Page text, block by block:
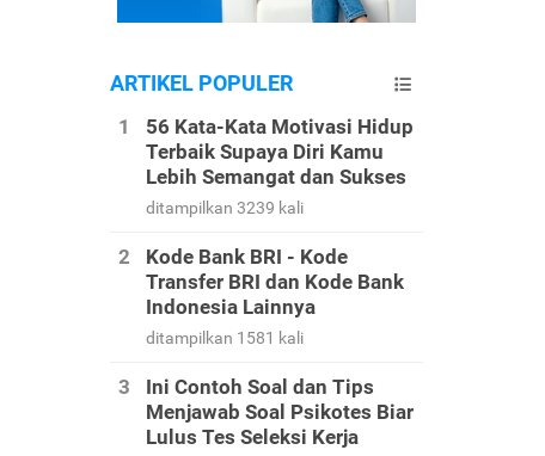
ARTIKEL POPULER
56 Kata-Kata Motivasi Hidup
Terbaik Supaya Diri Kamu
Lebih Semangat dan Sukses
ditampilkan 3239 kali
Kode Bank BRI - Kode
Transfer BRI dan Kode Bank
Indonesia Lainnya
ditampilkan 1581 kali
Ini Contoh Soal dan Tips
Menjawab Soal Psikotes Biar
Lulus Tes Seleksi Kerja